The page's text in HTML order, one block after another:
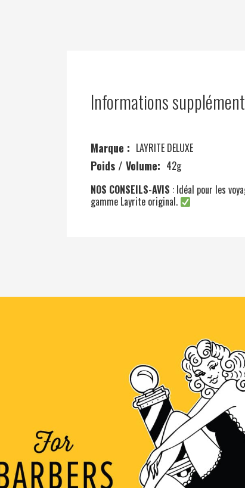
Informations
Marque : LAYRITE DELUXE
Poids / Volume: 42g
NOS CONSEILS-AVIS : Idéal pour les
gamme Layrite original.